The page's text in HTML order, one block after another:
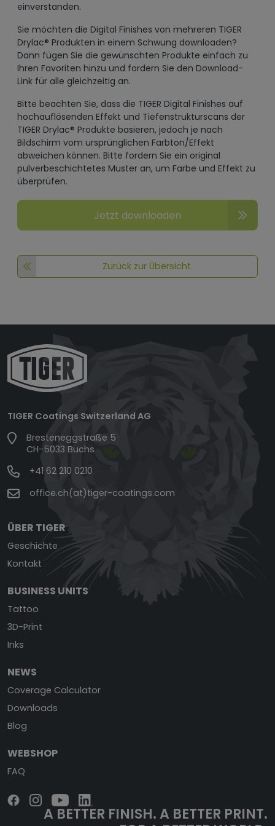
einverstanden.
Sie möchten die Digital Finishes von mehreren TIGER
Drylac® Produkten in einem Schwung downloaden?
Dann fügen Sie die gewünschten Produkte einfach zu
Ihren Favoriten hinzu und fordern Sie den Download-
Link für alle gleichzeitig an.
Bitte beachten Sie, dass die TIGER Digital Finishes auf
hochauflösenden Effekt und Tiefenstrukturscans der
TIGER Drylac® Produkte basieren, jedoch je nach
Bildschirm vom ursprünglichen Farbton/Effekt
abweichen können. Bitte fordern Sie ein original
pulverbeschichtetes Muster an, um Farbe und Effekt zu
überprüfen.
Jetzt downloaden
Zurück zur Übersicht
TIGER Coatings Switzerland AG
Bresteneggstraße 5
CH-5033 Buchs
+41 62 210 0210
office.ch(at)tiger-coatings.com
ÜBER TIGER
Geschichte
Kontakt
BUSINESS UNITS
Tattoo
3D-Print
Inks
NEWS
Coverage Calculator
Downloads
Blog
WEBSHOP
FAQ
A BETTER FINISH.A BETTER PRINT.